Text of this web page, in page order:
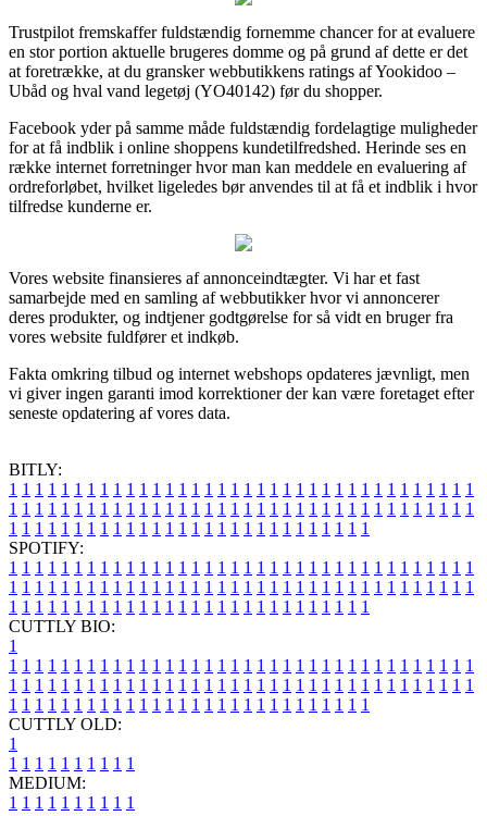
Trustpilot fremskaffer fuldstændig fornemme chancer for at evaluere
en stor portion aktuelle brugeres domme og på grund af dette er det
at foretrække, at du gransker webbutikkens ratings af Yookidoo –
Ubåd og hval vand legetøj (YO40142) før du shopper.
Facebook yder på samme måde fuldstændig fordelagtige muligheder
for at få indblik i online shoppens kundetilfredshed. Herinde ses en
række internet forretninger hvor man kan meddele en evaluering af
ordreforløbet, hvilket ligeledes bør anvendes til at få et indblik i hvor
tilfredse kunderne er.
Vores website finansieres af annonceindtægter. Vi har et fast
samarbejde med en samling af webbutikker hvor vi annoncerer
deres produkter, og indtjener godtgørelse for så vidt en bruger fra
vores website fuldfører et indkøb.
Fakta omkring tilbud og internet webshops opdateres jævnligt, men
vi giver ingen garanti imod korrektioner der kan være foretaget efter
seneste opdatering af vores data.
BITLY:
1 1 1 1 1 1 1 1 1 1 1 1 1 1 1 1 1 1 1 1 1 1 1 1 1 1 1 1 1 1 1 1 1 1 1 1
1 1 1 1 1 1 1 1 1 1 1 1 1 1 1 1 1 1 1 1 1 1 1 1 1 1 1 1 1 1 1 1 1 1 1 1
1 1 1 1 1 1 1 1 1 1 1 1 1 1 1 1 1 1 1 1 1 1 1 1 1 1 1 1
SPOTIFY:
1 1 1 1 1 1 1 1 1 1 1 1 1 1 1 1 1 1 1 1 1 1 1 1 1 1 1 1 1 1 1 1 1 1 1 1
1 1 1 1 1 1 1 1 1 1 1 1 1 1 1 1 1 1 1 1 1 1 1 1 1 1 1 1 1 1 1 1 1 1 1 1
1 1 1 1 1 1 1 1 1 1 1 1 1 1 1 1 1 1 1 1 1 1 1 1 1 1 1 1
CUTTLY BIO:
1
1 1 1 1 1 1 1 1 1 1 1 1 1 1 1 1 1 1 1 1 1 1 1 1 1 1 1 1 1 1 1 1 1 1 1 1
1 1 1 1 1 1 1 1 1 1 1 1 1 1 1 1 1 1 1 1 1 1 1 1 1 1 1 1 1 1 1 1 1 1 1 1
1 1 1 1 1 1 1 1 1 1 1 1 1 1 1 1 1 1 1 1 1 1 1 1 1 1 1 1
CUTTLY OLD:
1
1 1 1 1 1 1 1 1 1 1
MEDIUM:
1 1 1 1 1 1 1 1 1 1